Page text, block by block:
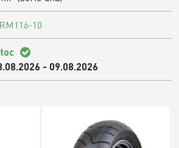
10
- 09.08.2026